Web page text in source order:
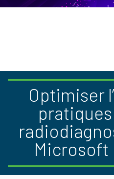
Optimiser
Microsoft